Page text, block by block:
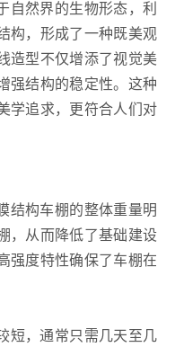
自然界的生物形态，利
构，形成了一种既美观
造型不仅增添了视觉美
强结构的稳定性。这种
学追求，更符合人们对
结构车棚的整体重量明
，从而降低了基础建设
强度特性确保了车棚在
短，通常只需几天至几